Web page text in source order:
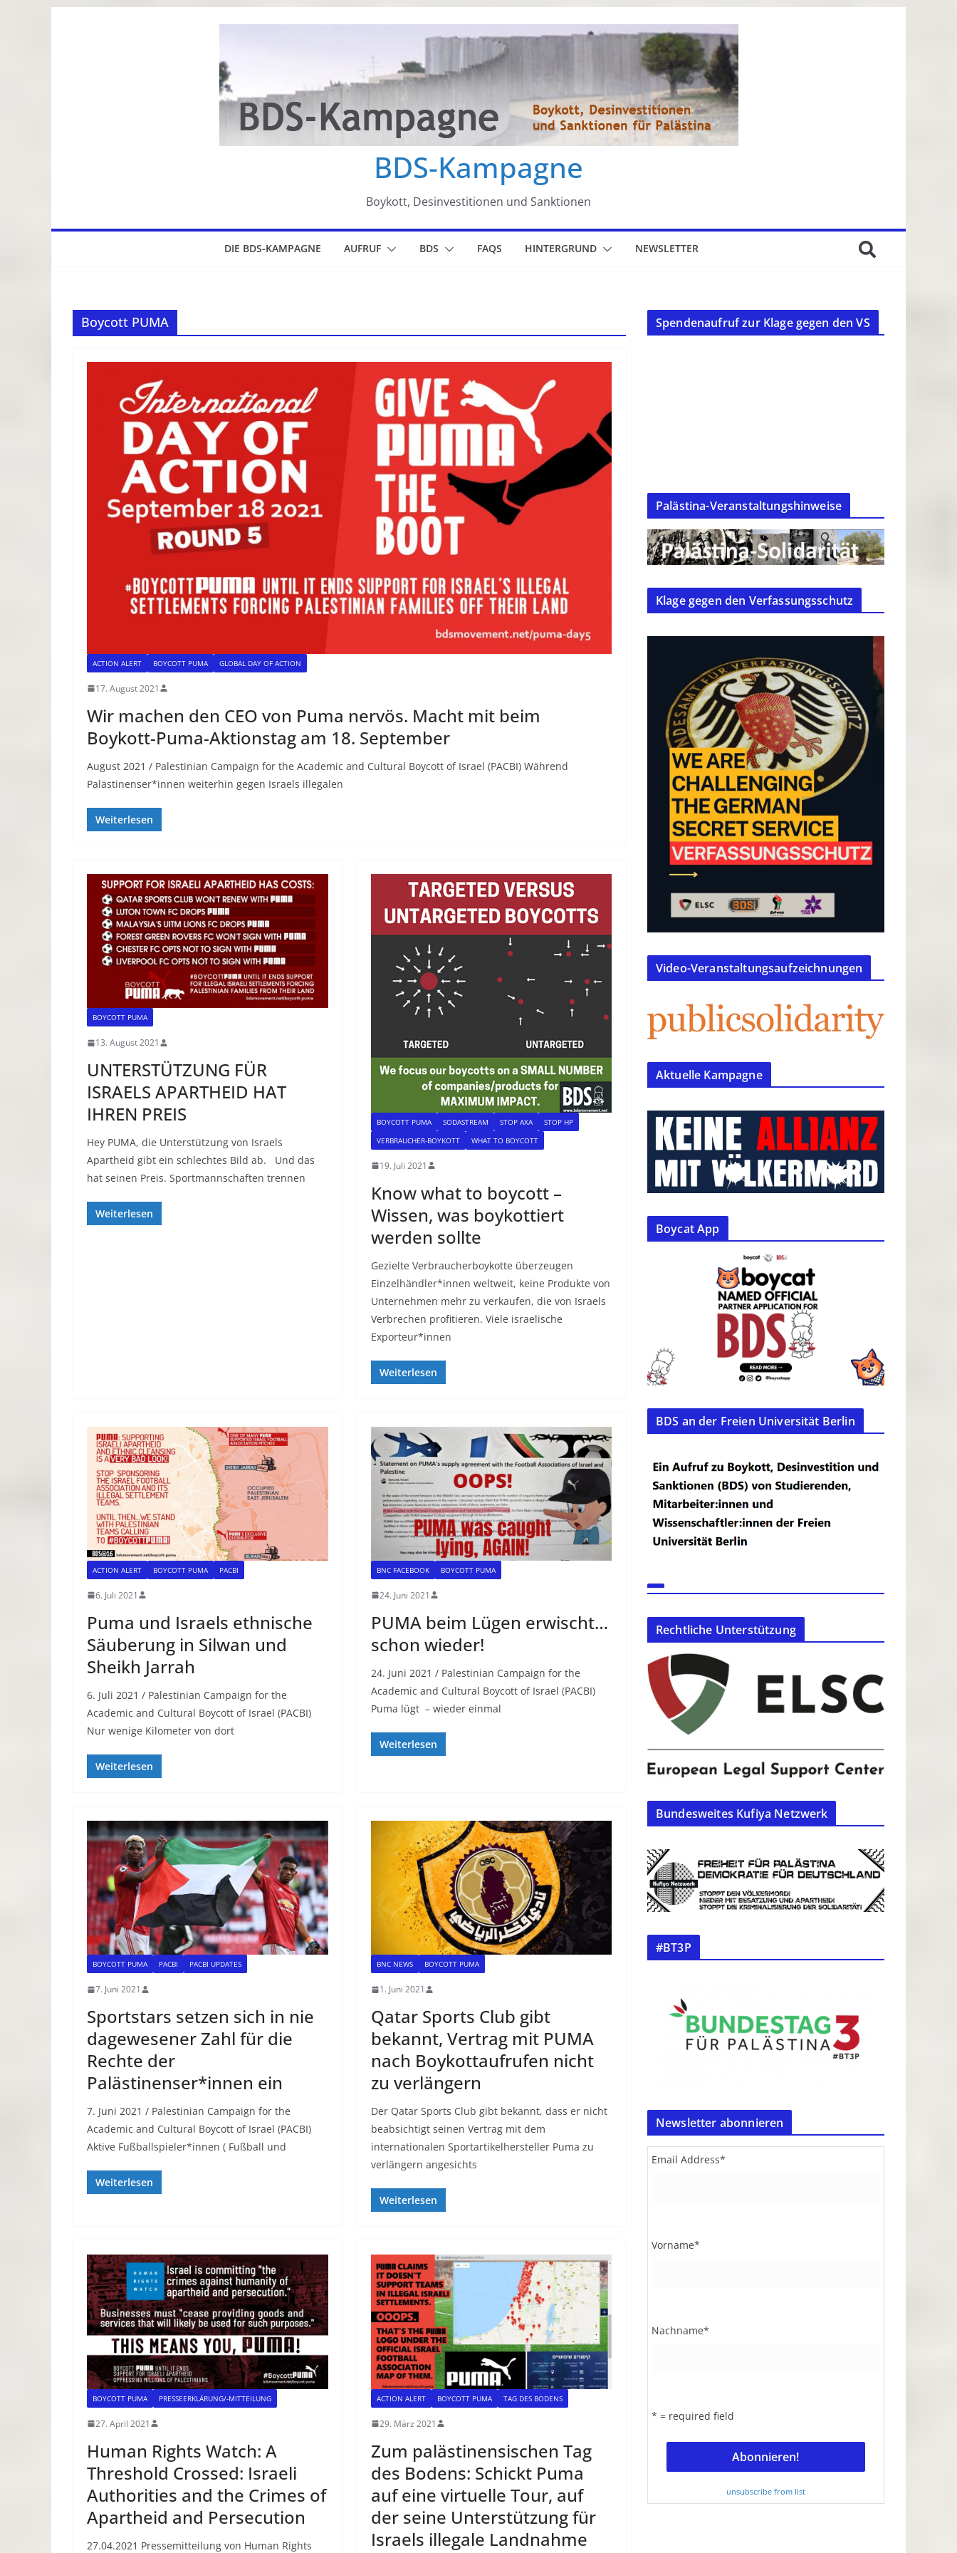
BDS-Kampagne
Boykott, Desinvestitionen und Sanktionen
DIE BDS-KAMPAGNE AUFRUF BDS FAQS HINTERGRUND NEWSLETTER
Boycott PUMA
ACTION ALERT BOYCOTT PUMA GLOBAL DAY OF ACTION
17. August 2021
Wir machen den CEO von Puma nervös. Macht mit beim
Boykott-Puma-Aktionstag am 18. September
August 2021 / Palestinian Campaign for the Academic and Cultural Boycott of Israel (PACBI) Während
Palästinenser*innen weiterhin gegen Israels illegalen
Weiterlesen
BOYCOTT PUMA
13. August 2021
UNTERSTÜTZUNG FÜR
ISRAELS APARTHEID HAT
IHREN PREIS
Hey PUMA, die Unterstützung von Israels
Apartheid gibt ein schlechtes Bild ab. Und das
hat seinen Preis. Sportmannschaften trennen
Weiterlesen
BOYCOTT PUMA SODASTREAM STOP AXA
STOP HP
VERBRAUCHER-BOYKOTT
WHAT TO BOYCOTT
19. Juli 2021
Know what to boycott –
Wissen, was boykottiert
werden sollte
Gezielte Verbraucherboykotte überzeugen
Einzelhändler*innen weltweit, keine Produkte von
Unternehmen mehr zu verkaufen, die von Israels
Verbrechen profitieren. Viele israelische
Exporteur*innen
Weiterlesen
ACTION ALERT BOYCOTT PUMA PACBI
6. Juli 2021
Puma und Israels ethnische
Säuberung in Silwan und
Sheikh Jarrah
6. Juli 2021 / Palestinian Campaign for the
Academic and Cultural Boycott of Israel (PACBI)
Nur wenige Kilometer von dort
Weiterlesen
BNC FACEBOOK BOYCOTT PUMA
24. Juni 2021
PUMA beim Lügen erwischt…
schon wieder!
24. Juni 2021 / Palestinian Campaign for the
Academic and Cultural Boycott of Israel (PACBI)
Puma lügt – wieder einmal
Weiterlesen
BOYCOTT PUMA PACBI PACBI UPDATES
7. Juni 2021
Sportstars setzen sich in nie
dagewesener Zahl für die
Rechte der
Palästinenser*innen ein
7. Juni 2021 / Palestinian Campaign for the
Academic and Cultural Boycott of Israel (PACBI)
Aktive Fußballspieler*innen ( Fußball und
Weiterlesen
BNC NEWS BOYCOTT PUMA
1. Juni 2021
Qatar Sports Club gibt
bekannt, Vertrag mit PUMA
nach Boykottaufrufen nicht
zu verlängern
Der Qatar Sports Club gibt bekannt, dass er nicht
beabsichtigt seinen Vertrag mit dem
internationalen Sportartikelhersteller Puma zu
verlängern angesichts
Weiterlesen
BOYCOTT PUMA PRESSEERKLÄRUNG/-MITTEILUNG
27. April 2021
Human Rights Watch: A
Threshold Crossed: Israeli
Authorities and the Crimes of
Apartheid and Persecution
27.04.2021 Pressemitteilung von Human Rights
ACTION ALERT BOYCOTT PUMA TAG DES BODENS
29. März 2021
Zum palästinensischen Tag
des Bodens: Schickt Puma
auf eine virtuelle Tour, auf
der seine Unterstützung für
Israels illegale Landnahme
Spendenaufruf zur Klage gegen den VS
Palästina-Veranstaltungshinweise
Klage gegen den Verfassungsschutz
Video-Veranstaltungsaufzeichnungen
Aktuelle Kampagne
Boycat App
BDS an der Freien Universität Berlin
Rechtliche Unterstützung
Bundesweites Kufiya Netzwerk
#BT3P
Newsletter abonnieren
Email Address*
Vorname*
Nachname*
* = required field
unsubscribe from list